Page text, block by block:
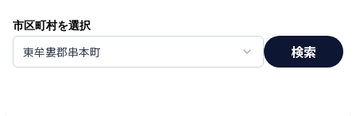
会社を知る
北海道エリア
市区町村を選択
東牟婁郡串本町 検索